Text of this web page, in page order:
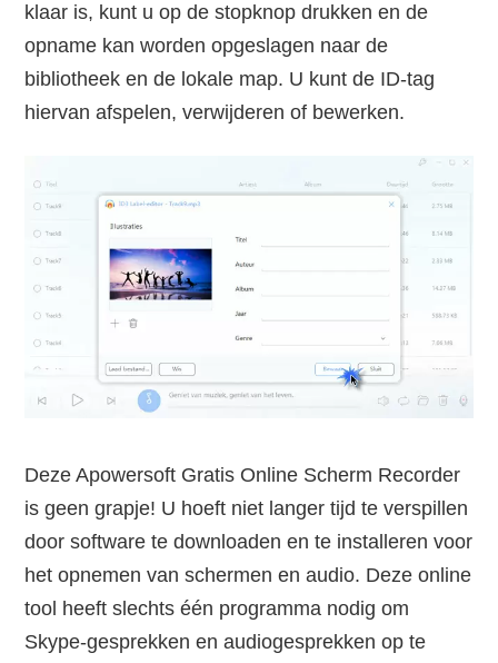
klaar is, kunt u op de stopknop drukken en de
opname kan worden opgeslagen naar de
bibliotheek en de lokale map. U kunt de ID-tag
hiervan afspelen, verwijderen of bewerken.
Deze Apowersoft Gratis Online Scherm Recorder
is geen grapje! U hoeft niet langer tijd te verspillen
door software te downloaden en te installeren voor
het opnemen van schermen en audio. Deze online
tool heeft slechts één programma nodig om
Skype-gesprekken en audiogesprekken op te